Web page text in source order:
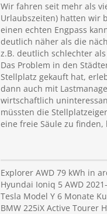
Wir fahren seit mehr als
Urlaubszeiten) hatten wir
einen echten Engpass
deutlich näher als die
z.B. deutlich schlechter
Das Problem in den
Stellplatz gekauft hat,
dann auch mit
wirtschaftlich
müssten die
eine freie Säule zu
Explorer AWD 79 kWh in
Hyundai Ioniq 5 AWD
Tesla Model Y 6 Monate
BMW 225iX Active Tourer